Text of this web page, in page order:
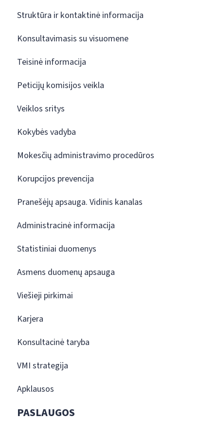
Struktūra ir kontaktinė informacija
Konsultavimasis su visuomene
Teisinė informacija
Peticijų komisijos veikla
Veiklos sritys
Kokybės vadyba
Mokesčių administravimo procedūros
Korupcijos prevencija
Pranešėjų apsauga. Vidinis kanalas
Administracinė informacija
Statistiniai duomenys
Asmens duomenų apsauga
Viešieji pirkimai
Karjera
Konsultacinė taryba
VMI strategija
Apklausos
PASLAUGOS